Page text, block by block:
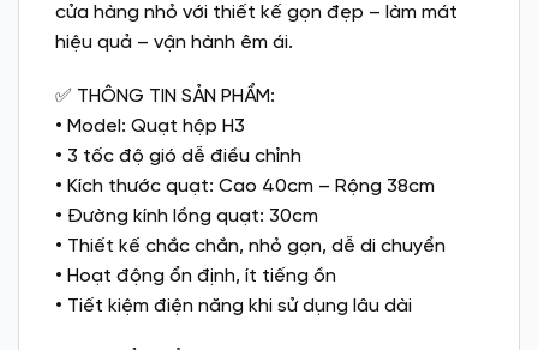
cửa hàng nhỏ với thiết kế gọn đẹp – làm mát
hiệu quả – vận hành êm ái.
✅ THÔNG TIN SẢN PHẨM:
• Model: Quạt hộp H3
• 3 tốc độ gió dễ điều chỉnh
• Kích thước quạt: Cao 40cm – Rộng 38cm
• Đường kính lồng quạt: 30cm
• Thiết kế chắc chắn, nhỏ gọn, dễ di chuyển
• Hoạt động ổn định, ít tiếng ồn
• Tiết kiệm điện năng khi sử dụng lâu dài